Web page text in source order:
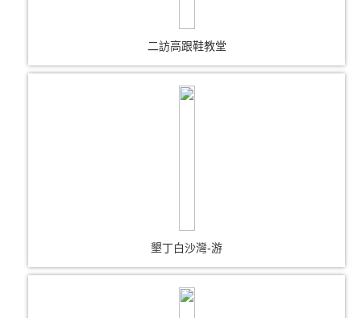
二訪高跟鞋教堂
墾丁白沙灣-游